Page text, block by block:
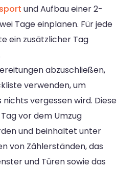
und Aufbau einer 2-
Tage einplanen. Für jede
ein zusätzlicher Tag
abzuschließen,
verwenden, um
vergessen wird. Diese
vor dem Umzug
und beinhaltet unter
von Zählerständen, das
und Türen sowie das